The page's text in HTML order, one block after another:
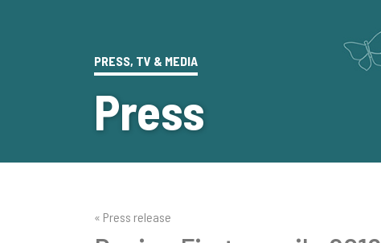
PRESS, TV & MEDIA
Press
« Press release